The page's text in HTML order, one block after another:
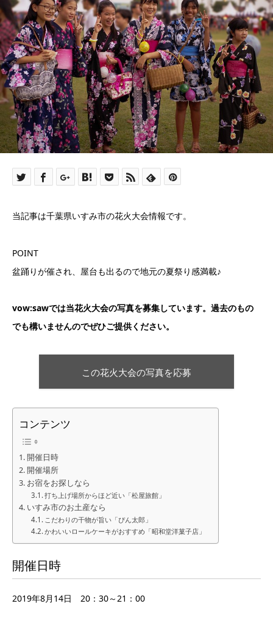
当記事は千葉県いすみ市の花火大会情報です。
POINT
盆踊りが催され、屋台も出るので地元の夏祭り感満載♪
vow:sawでは当花火大会の写真を募集しています。過去のもの
でも構いませんのでぜひご提供ください。
この花火大会の写真を応募
コンテンツ
開催日時
開催場所
お宿をお探しなら
打ち上げ場所からほど近い「松屋旅館」
いすみ市のお土産なら
こだわりの干物が旨い「ぴん太郎」
かわいいロールケーキがおすすめ「昭和堂洋菓子店」
開催日時
2019年8月14日 20：30～21：00